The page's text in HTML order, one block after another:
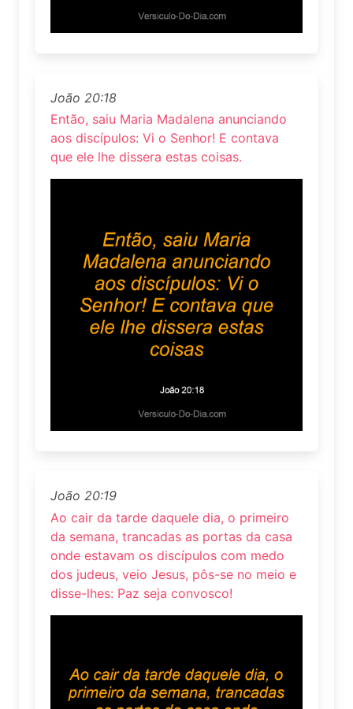
João 20:18
Então, saiu Maria Madalena anunciando
aos discípulos: Vi o Senhor! E contava
que ele lhe dissera estas coisas.
João 20:19
Ao cair da tarde daquele dia, o primeiro
da semana, trancadas as portas da casa
onde estavam os discípulos com medo
dos judeus, veio Jesus, pôs-se no meio e
disse-lhes: Paz seja convosco!